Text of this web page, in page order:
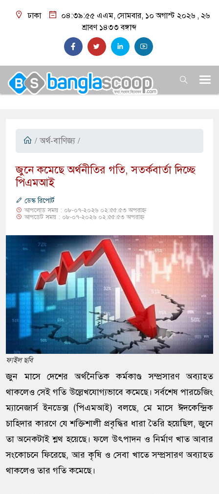
ঢাকা ০৪:৩৯:৫৬ এএম, সোমবার, ১০ অগাস্ট ২০২৬ , ২৬
শ্রাবণ ১৪৩৩ বঙ্গাব্দ
/ অর্থ-বাণিজ্য /
জুনে কমেছে অর্থনীতির গতি, সতর্কবার্তা দিচ্ছে
পিএমআই
ডেস্ক রিপোর্ট
আপলোড সময় : ০৮-০৭-২০২৬ ০২:৫৫:৫৩ অপরাহ্ন
আপডেট সময় : ০৮-০৭-২০২৬ ০২:৫৫:৫৩ অপরাহ্ন
ফাইল ছবি
জুন মাসে দেশের অর্থনৈতিক কর্মকাণ্ড সম্প্রসারণ অব্যাহত
থাকলেও সেই গতি উল্লেখযোগ্যভাবে কমেছে। সর্বশেষ পারচেজিং
ম্যানেজার্স ইনডেক্স (পিএমআই) বলছে, মে মাসে ঈদকেন্দ্রিক
চাহিদার কারণে যে শক্তিশালী প্রবৃদ্ধির ধারা তৈরি হয়েছিল, জুনে
তা অনেকটাই শ্লথ হয়েছে। ফলে উৎপাদন ও নির্মাণ খাত আবার
সংকোচনে ফিরেছে, আর কৃষি ও সেবা খাতে সম্প্রসারণ অব্যাহত
থাকলেও তার গতি কমেছে।